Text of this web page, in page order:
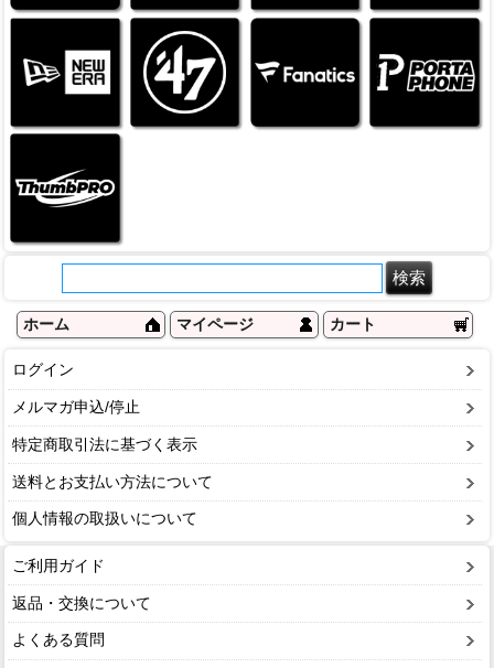
ホーム マイページ カート
ログイン
メルマガ申込/停止
特定商取引法に基づく表示
送料とお支払い方法について
個人情報の取扱いについて
ご利用ガイド
返品・交換について
よくある質問